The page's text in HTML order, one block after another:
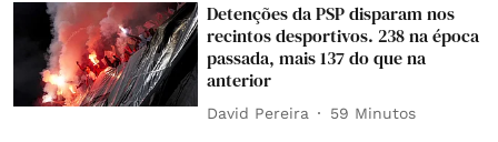
Detenções da PSP disparam nos
recintos desportivos. 238 na época
passada, mais 137 do que na
anterior
David Pereira 59 Minutos